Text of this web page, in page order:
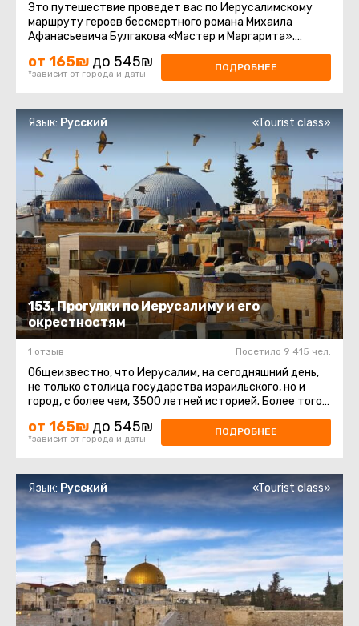
Это путешествие проведет вас по Иерусалимскому
маршруту героев бессмертного романа Михаила
Афанасьевича Булгакова «Мастер и Маргарита».
Парадокс. Те, кто читал ...
от 165₪ до 545₪
*зависит от города и даты
ПОДРОБНЕЕ
153. Прогулки по Иерусалиму и его
окрестностям
Язык: Русский «Tourist class»
1 отзыв Посетило 9 415 чел.
Общеизвестно, что Иерусалим, на сегодняшний день,
не только столица государства израильского, но и
город, с более чем, 3500 летней историей. Более того,
от 165₪ до 545₪
*зависит от города и даты
ПОДРОБНЕЕ
Язык: Русский «Tourist class»